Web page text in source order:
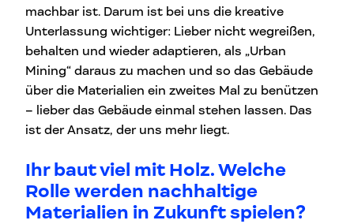
machbar ist. Darum ist bei uns die kreative
Unterlassung wichtiger: Lieber nicht wegreißen,
behalten und wieder adaptieren, als „Urban
Mining“ daraus zu machen und so das Gebäude
über die Materialien ein zweites Mal zu benützen
– lieber das Gebäude einmal stehen lassen. Das
ist der Ansatz, der uns mehr liegt.
Ihr baut viel mit Holz. Welche
Rolle werden nachhaltige
Materialien in Zukunft spielen?